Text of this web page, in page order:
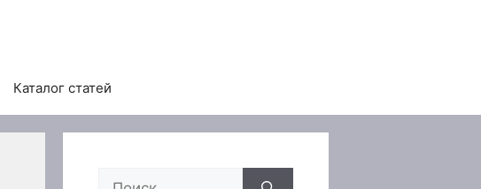
Каталог статей
Поиск: